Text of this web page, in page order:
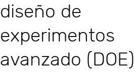
diseño de
experimentos
avanzado (DOE)